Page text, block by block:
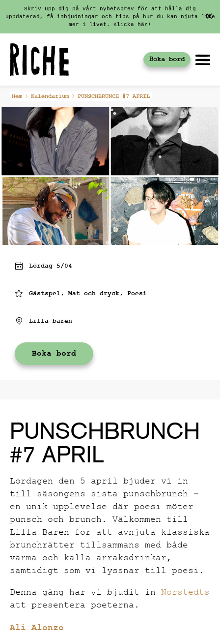
Fortsätt
till
innehållet
Skriv upp dig på vårt nyhetsbrev för att hålla dig
uppdaterad, få inbjudningar och tips på hur du kan njuta lite
mer i livet. Klicka här!
Boka bord
Hem Kalendarium PUNSCHBRUNCH #7 APRIL
PUNSCHBRUNCH
#7 APRIL
Lördagen den 5 april bjuder vi in
till säsongens sista punschbrunch –
en unik upplevelse där poesi möter
punsch och brunch. Välkommen till
Lilla Baren för att avnjuta klassiska
brunchrätter tillsammans med både
varma och kalla arraksdrinkar,
samtidigt som vi lyssnar till poesi.
Denna gång har vi bjudit in Norstedts
att presentera poeterna.
Ali Alonzo
Lördag 5/04
Gästspel, Mat och dryck, Poesi
Lilla baren
Boka bord